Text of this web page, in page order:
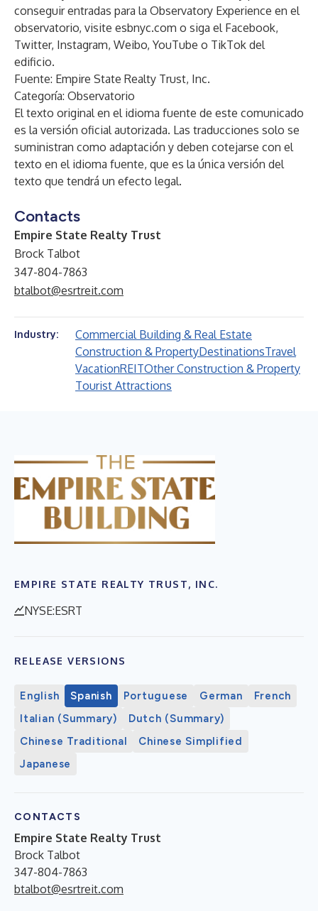
conseguir entradas para la Observatory Experience en el
observatorio, visite esbnyc.com o siga el Facebook,
Twitter, Instagram, Weibo, YouTube o TikTok del
edificio.
Fuente: Empire State Realty Trust, Inc.
Categoría: Observatorio
El texto original en el idioma fuente de este comunicado
es la versión oficial autorizada. Las traducciones solo se
suministran como adaptación y deben cotejarse con el
texto en el idioma fuente, que es la única versión del
texto que tendrá un efecto legal.
Contacts
Empire State Realty Trust
Brock Talbot
347-804-7863
btalbot@esrtreit.com
Industry:
Commercial Building & Real Estate
Construction & PropertyDestinationsTravel
VacationREITOther Construction & Property
Tourist Attractions
EMPIRE STATE REALTY TRUST, INC.
NYSE:ESRT
RELEASE VERSIONS
English Spanish Portuguese German
French
Italian (Summary)
Dutch (Summary)
Chinese Traditional
Chinese Simplified
Japanese
CONTACTS
Empire State Realty Trust
Brock Talbot
347-804-7863
btalbot@esrtreit.com